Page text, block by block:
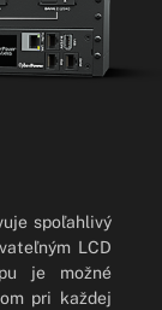
spoľahlivý
LCD
je možné
pri každej